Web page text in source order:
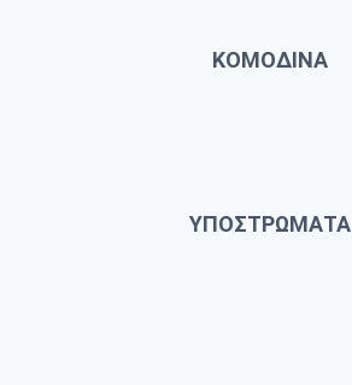
ΚΟΜΟΔΙΝΑ
ΥΠΟΣΤΡΩΜΑΤΑ